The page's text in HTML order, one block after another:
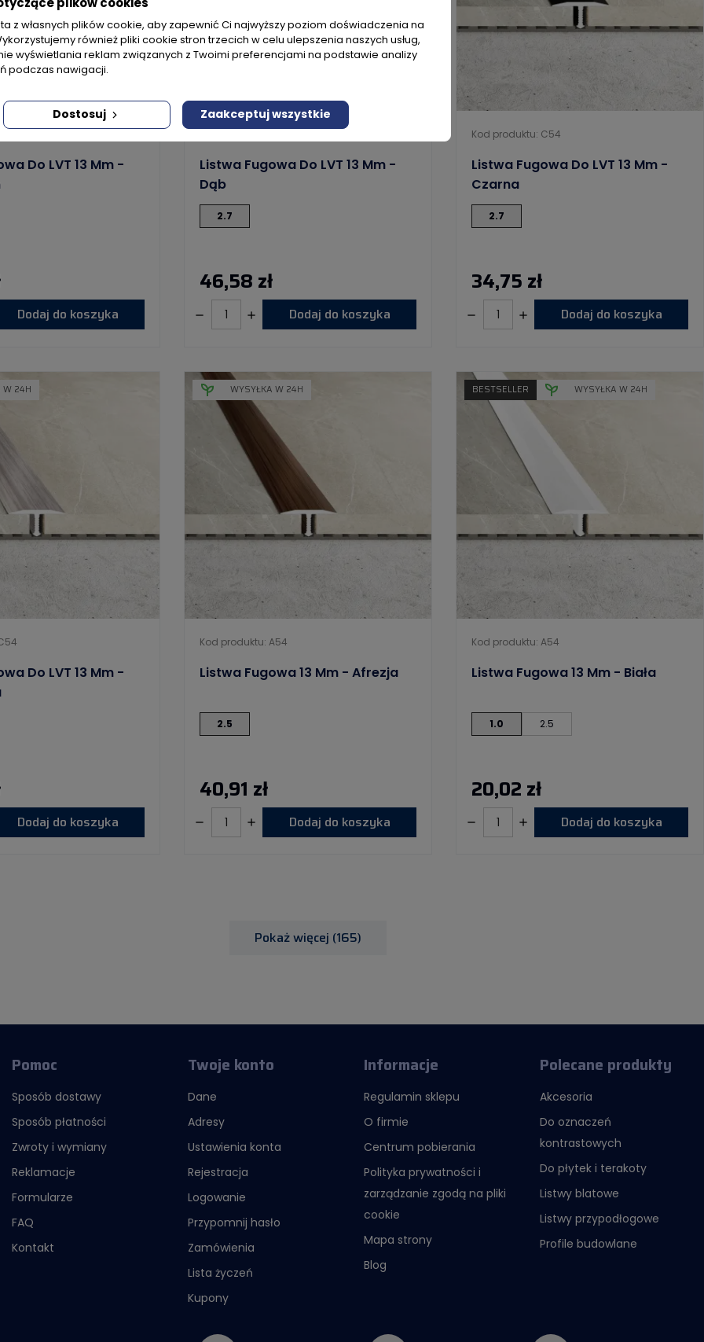
Do LVT 13 Mm -
Dodaj do koszyka
Listwa Fugowa Do LVT 13 Mm -
Dąb
2.7
46,58 zł
Dodaj do koszyka
Kod produktu: C54
Listwa Fugowa Do LVT 13 Mm -
Czarna
2.7
34,75 zł
Dodaj do koszyka
Do LVT 13 Mm -
Dodaj do koszyka
W 24H
Kod produktu: A54
Listwa Fugowa 13 Mm - Afrezja
2.5
40,91 zł
Dodaj do koszyka
WYSYŁKA W 24H
Kod produktu: A54
Listwa Fugowa 13 Mm - Biała
1.0 2.5
20,02 zł
Dodaj do koszyka
BESTSELLER WYSYŁKA W 24H
Pokaż więcej (165)
Pomoc
Sposób dostawy
Sposób płatności
Zwroty i wymiany
Reklamacje
Formularze
FAQ
Kontakt
Twoje konto
Dane
Adresy
Ustawienia konta
Rejestracja
Logowanie
Przypomnij hasło
Zamówienia
Lista życzeń
Kupony
Informacje
Regulamin sklepu
O firmie
Centrum pobierania
Polityka prywatności i
zarządzanie zgodą na pliki
cookie
Mapa strony
Blog
Polecane produkty
Akcesoria
Do oznaczeń
kontrastowych
Do płytek i terakoty
Listwy blatowe
Listwy przypodłogowe
Profile budowlane
z własnych plików cookie, aby zapewnić Ci najwyższy poziom doświadczenia na
również pliki cookie stron trzecich w celu ulepszenia naszych usług,
wyświetlania reklam związanych z Twoimi preferencjami na podstawie analizy
podczas nawigacji.
Dostosuj Zaakceptuj wszystkie